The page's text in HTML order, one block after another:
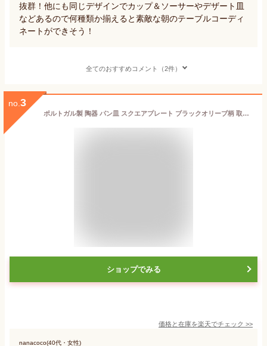
抜群！他にも同じデザインでカップ＆ソーサーやデザート皿
などあるので何種類か揃えると素敵な朝のテーブルコーディ
ネートができそう！
全てのおすすめコメント（2件）
no. 3
ポルトガル製 陶器 パン皿 スクエアプレート ブラックオリーブ柄 取り皿 手描き からし色 小皿 洋食器 15cm角 テーブルウェア 南欧 europe_plum pfa-3g-ov
ショップでみる
価格と在庫を楽天でチェック >>
nanacoco(40代・女性)